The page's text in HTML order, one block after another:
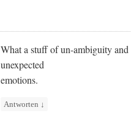
What a stuff of un-ambiguity
unexpected
emotions.
Antworten ↓